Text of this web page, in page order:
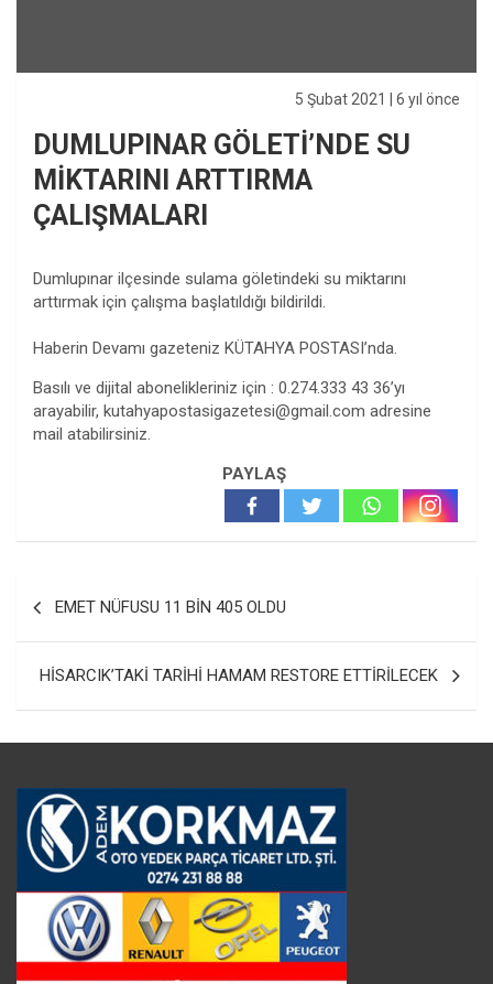
5 Şubat 2021 | 6 yıl önce
DUMLUPINAR GÖLETİ’NDE SU
MİKTARINI ARTTIRMA
ÇALIŞMALARI
Dumlupınar ilçesinde sulama göletindeki su miktarını
arttırmak için çalışma başlatıldığı bildirildi.
Haberin Devamı gazeteniz KÜTAHYA POSTASI’nda.
Basılı ve dijital abonelikleriniz için : 0.274.333 43 36’yı
arayabilir, kutahyapostasigazetesi@gmail.com adresine
mail atabilirsiniz.
PAYLAŞ
EMET NÜFUSU 11 BİN 405 OLDU
HİSARCIK’TAKİ TARİHİ HAMAM RESTORE ETTİRİLECEK